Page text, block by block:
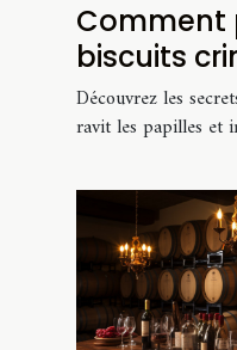
Comment
biscuits
moelleux
Découvrez les
ravit les papilles et